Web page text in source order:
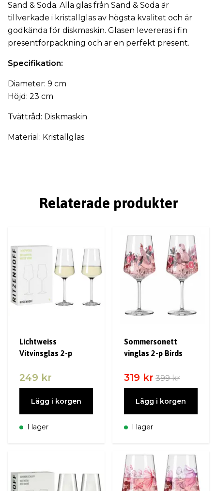
Sand & Soda. Alla glas från Sand & Soda är
tillverkade i kristallglas av högsta kvalitet och är
godkända för diskmaskin. Glasen levereras i fin
presentförpackning och är en perfekt present.
Specifikation:
Diameter: 9 cm
Höjd: 23 cm
Tvättråd: Diskmaskin
Material: Kristallglas
Relaterade produkter
Lichtweiss
Vitvinsglas 2-p
249 kr
Lägg i korgen
I lager
Sommersonett
vinglas 2-p Birds
319 kr 399 kr
Lägg i korgen
I lager